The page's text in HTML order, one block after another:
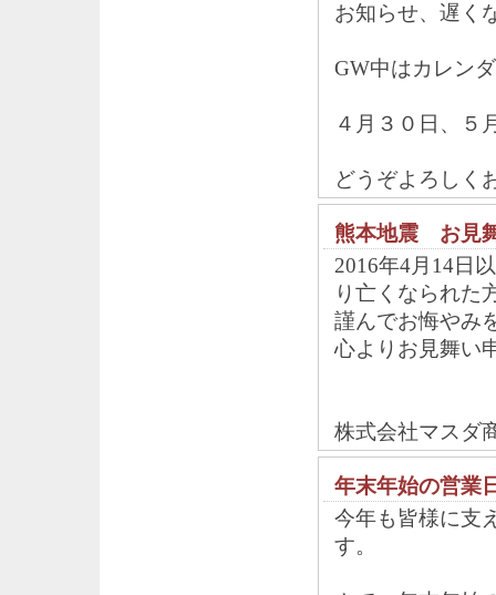
お知らせ、遅く
GW中はカレン
４月３０日、５
どうぞよろしく
熊本地震 お見
2016年4月14日
り亡くなられた
謹んでお悔やみ
心よりお見舞い
株式会社マス
年末年始の営業
今年も皆様に支
す。